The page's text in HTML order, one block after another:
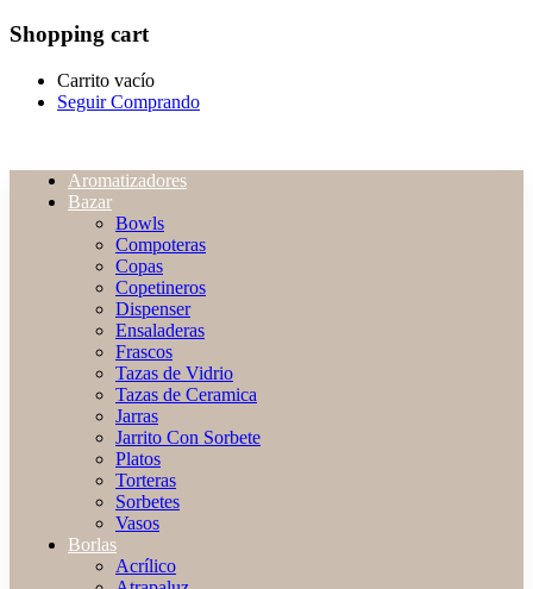
Shopping cart
Carrito vacío
Seguir Comprando
Aromatizadores
Bazar
Bowls
Compoteras
Copas
Copetineros
Dispenser
Ensaladeras
Frascos
Tazas de Vidrio
Tazas de Ceramica
Jarras
Jarrito Con Sorbete
Platos
Torteras
Sorbetes
Vasos
Borlas
Acrílico